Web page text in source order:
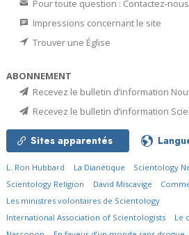
Pour toute question : Contactez-nous
Impressions concernant le site
Trouver une Église
ABONNEMENT
Recevez le bulletin d’information
Recevez le bulletin d’information
Sites apparentés
L. Ron Hubbard La Dianétique
Scientology
Scientology Religion
David Miscavige
Les ministres volontaires de Scientology
International Association of Scientologists
Le